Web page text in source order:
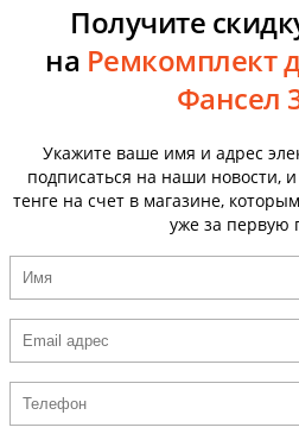
Получите
на Ремкомплект
Фансел
Укажите ваше имя и адрес
подписаться на наши новости,
тенге на счет в магазине,
уже за первую